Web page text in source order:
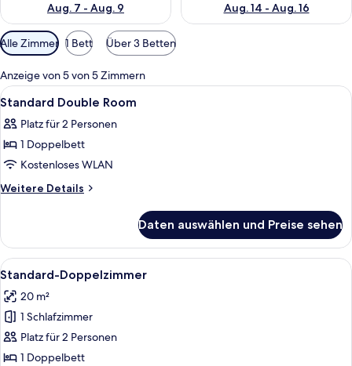
Aug. 7 - Aug. 9
Aug. 14 - Aug. 16
Verfügbare
Filter
für
Zimmer
Alle Zimmer 1 Bett Über 3 Betten
Anzeige von 5 von 5 Zimmern
Alle
Fotos
für
Standard
Double
Room
Ein Hotelzimmer mit Bett, einem an
7
Standard Double Room
Platz für 2 Personen
1 Doppelbett
Kostenloses WLAN
Weitere Details
Weitere
Double
Room
Daten auswählen und Preise sehen
Alle
Fotos
für
Standard-
Doppelzimmer
anzeigen
Ein Hotelzimmer mit Bett,
7
Standard-Doppelzimmer
20 m²
1 Schlafzimmer
Platz für 2 Personen
1 Doppelbett